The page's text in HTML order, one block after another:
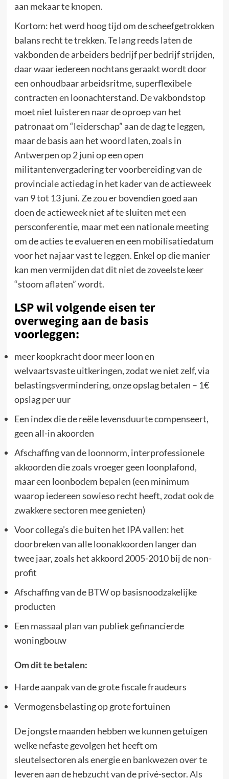
aan mekaar te knopen.
Kortom: het werd hoog tijd om de scheefgetrokken
balans recht te trekken. Te lang reeds laten de
vakbonden de arbeiders bedrijf per bedrijf strijden,
daar waar iedereen nochtans geraakt wordt door
een onhoudbaar arbeidsritme, superflexibele
contracten en loonachterstand. De vakbondstop
moet niet luisteren naar de oproep van het
patronaat om “leiderschap” aan de dag te leggen,
maar de basis aan het woord laten, zoals in
Antwerpen op 2 juni op een open
militantenvergadering ter voorbereiding van de
provinciale actiedag in het kader van de actieweek
van 9 tot 13 juni. Ze zou er bovendien goed aan
doen de actieweek niet af te sluiten met een
persconferentie, maar met een nationale meeting
om de acties te evalueren en een mobilisatiedatum
voor het najaar vast te leggen. Enkel op die manier
kan men vermijden dat dit niet de zoveelste keer
“stoom aflaten” wordt.
LSP wil volgende eisen ter
overweging aan de basis
voorleggen:
meer koopkracht door meer loon en
welvaartsvaste uitkeringen, zodat we niet zelf, via
belastingsvermindering, onze opslag betalen – 1€
opslag per uur
Een index die de reële levensduurte compenseert,
geen all-in akoorden
Afschaffing van de loonnorm, interprofessionele
akkoorden die zoals vroeger geen loonplafond,
maar een loonbodem bepalen (een minimum
waarop iedereen sowieso recht heeft, zodat ook de
zwakkere sectoren mee genieten)
Voor collega’s die buiten het IPA vallen: het
doorbreken van alle loonakkoorden langer dan
twee jaar, zoals het akkoord 2005-2010 bij de non-
profit
Afschaffing van de BTW op basisnoodzakelijke
producten
Een massaal plan van publiek gefinancierde
woningbouw
Om dit te betalen:
Harde aanpak van de grote fiscale fraudeurs
Vermogensbelasting op grote fortuinen
De jongste maanden hebben we kunnen getuigen
welke nefaste gevolgen het heeft om
sleutelsectoren als energie en bankwezen over te
leveren aan de hebzucht van de privé-sector. Als